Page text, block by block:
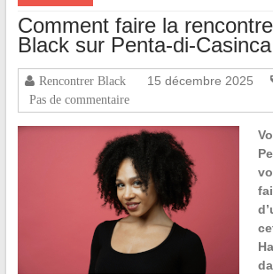
Comment faire la rencontre
Black sur Penta-di-Casinca
Rencontrer Black 15 décembre 2025
Pas de commentaire